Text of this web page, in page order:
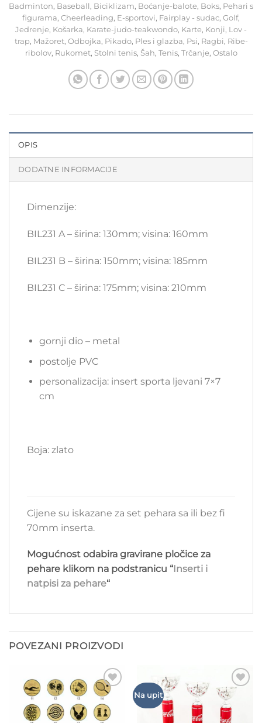
Badminton, Baseball, Biciklizam, Boćanje-balote, Boks, Pehari s
figurama, Cheerleading, E-sportovi, Fairplay - sudac, Golf,
Jedrenje, Košarka, Karate-judo-teakwondo, Karte, Konji, Lov -
trap, Mažoret, Odbojka, Pikado, Ples i glazba, Psi, Ragbi, Ribe-
ribolov, Rukomet, Stolni tenis, Šah, Tenis, Trčanje, Ostalo
OPIS
DODATNE INFORMACIJE
Dimenzije:
BIL231 A – širina: 130mm; visina: 160mm
BIL231 B – širina: 150mm; visina: 185mm
BIL231 C – širina: 175mm; visina: 210mm
gornji dio – metal
postolje PVC
personalizacija: insert sporta ljevani 7×7
cm
Boja: zlato
Cijene su iskazane za set pehara sa ili bez fi
70mm inserta.
Mogućnost odabira gravirane pločice za
pehare klikom na podstranicu “ Inserti i
natpisi za pehare“
POVEZANI PROIZVODI
Add to
Wishlist
Na upit
Add to
Wishlist